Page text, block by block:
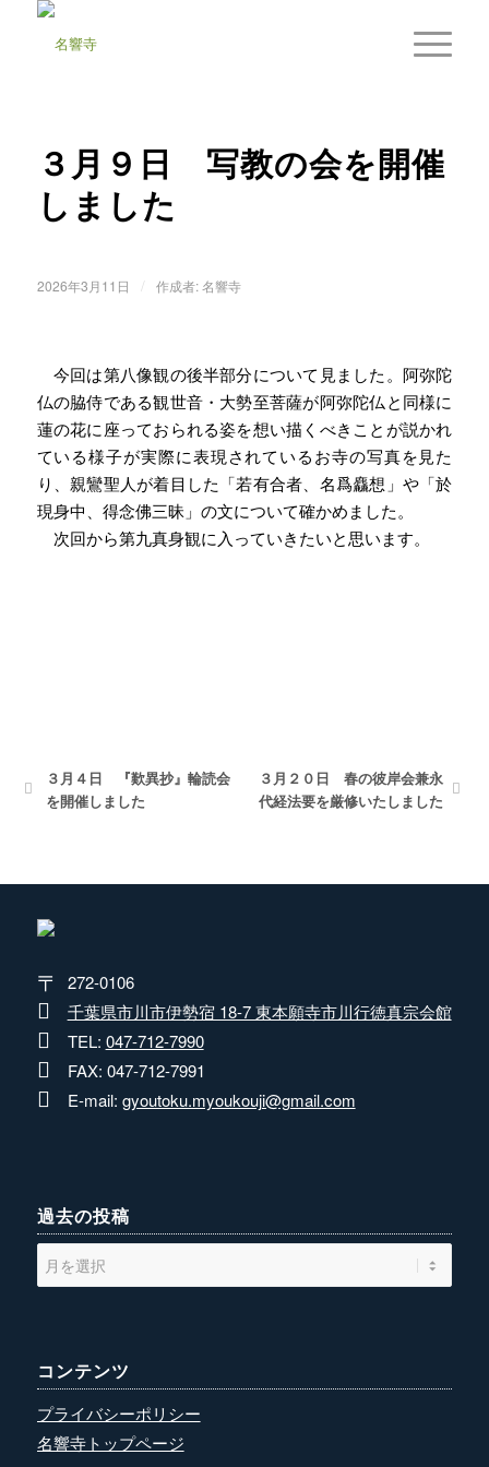
３月９日 写教の会を開催
しました
2026年3月11日 作成者:名響寺
今回は第八像観の後半部分について見ました。阿弥陀
仏の脇侍である観世音・大勢至菩薩が阿弥陀仏と同様に
蓮の花に座っておられる姿を想い描くべきことが説かれ
ている様子が実際に表現されているお寺の写真を見た
り、親鸞聖人が着目した「若有合者、名爲麤想」や「於
現身中、得念佛三昧」の文について確かめました。
次回から第九真身観に入っていきたいと思います。
３月４日 『歎異抄』輪読会
を開催しました
３月２０日 春の彼岸会兼永
代経法要を厳修いたしました
272-0106
千葉県市川市伊勢宿 18-7 東本願寺市川行徳真宗会館
TEL: 047-712-7990
FAX: 047-712-7991
E-mail: gyoutoku.myoukouji@gmail.com
過去の投稿
コンテンツ
プライバシーポリシー
名響寺トップページ